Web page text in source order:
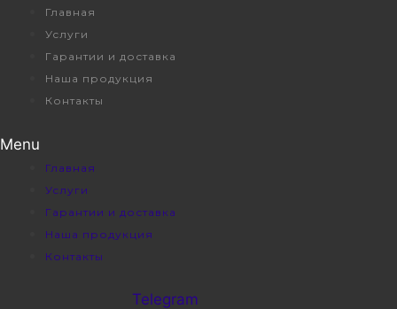
Перейти
содержимому
Главная
Услуги
Гарантии и доставка
Наша продукция
Контакты
Menu
Главная
Услуги
Гарантии и доставка
Наша продукция
Контакты
Telegram